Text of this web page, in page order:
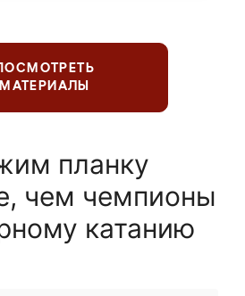
ПОСМОТРЕТЬ
МАТЕРИАЛЫ
планку
чем чемпионы
катанию